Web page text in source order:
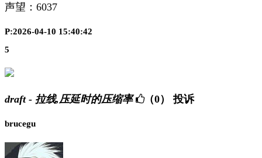
声望： 6037
P:2026-04-10 15:40:42
5
draft - 拉线,压延时的压缩率 （0） 投诉
brucegu